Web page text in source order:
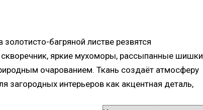
багряной листве резвятся
яркие мухоморы, рассыпанные шишки
очарованием. Ткань создаёт атмосферу
загородных интерьеров как акцентная деталь,